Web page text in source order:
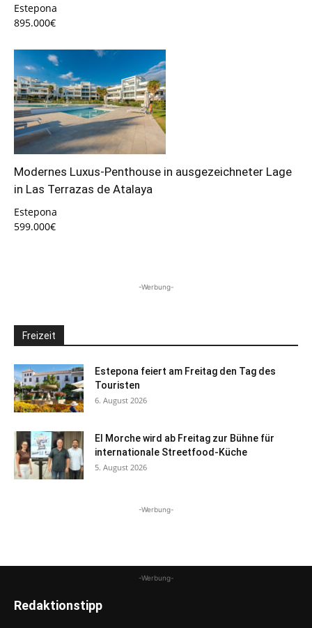
Estepona
895.000€
Modernes Luxus-Penthouse in ausgezeichneter Lage
in Las Terrazas de Atalaya
Estepona
599.000€
-Werbung-
Freizeit
Estepona feiert am Freitag den Tag des
Touristen
6. August 2026
El Morche wird ab Freitag zur Bühne für
internationale Streetfood-Küche
5. August 2026
-Werbung-
-Werbung-
Redaktionstipp